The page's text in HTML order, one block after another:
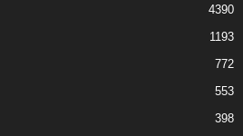
4390
1193
772
553
398